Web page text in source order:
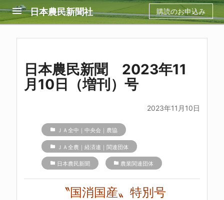
menu 日本農民新聞社 購読のお申込み
日本農民新聞 2023年11
月10日（増刊）号
2023年11月10日
folder ＪＡ全中｜中央会｜農協
folder ＪＡ全農｜経済連｜関連団体
folder 日本農民新聞 folder 農業関連団体
〝国消国産〟特別号